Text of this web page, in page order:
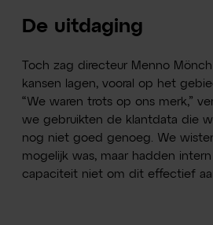
De uitdaging
Toch zag directeur Menno
kansen lagen, vooral op het
“We waren trots op ons merk,”
we gebruikten de klantdata die
nog niet goed genoeg. We
mogelijk was, maar hadden
capaciteit niet om dit effectief